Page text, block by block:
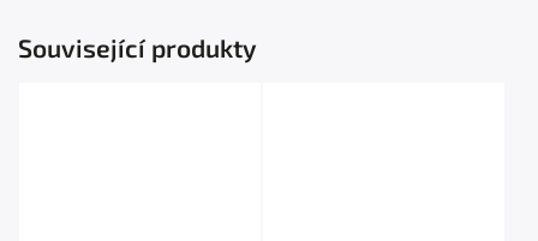
Související produkty